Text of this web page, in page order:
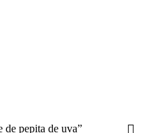
de pepita de uva”